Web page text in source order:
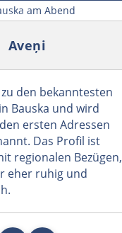
an der Ilm
Abend
Aveņi
den bekanntesten
Bauska und wird
ersten Adressen
Das Profil ist
regionalen Bezügen,
eher ruhig und